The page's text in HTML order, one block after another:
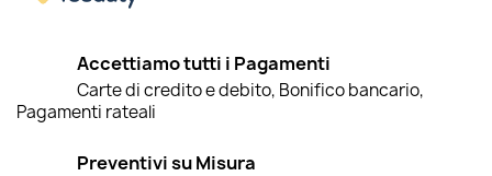
Accettiamo tutti i Pagamenti
Carte di credito e debito, Bonifico bancario,
Pagamenti rateali
Preventivi su Misura